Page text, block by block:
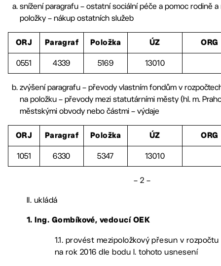
snížení paragrafu – ostatní sociální péče a pomoc rodině a
položky – nákup ostatních služeb
ORJ Paragraf Položka ÚZ ORG
0551 4339 5169 13010
zvýšení paragrafu – převody vlastním fondům v
na položku – převody mezi statutárními městy (hl. m.
městskými obvody nebo částmi – výdaje
ORJ Paragraf Položka ÚZ ORG
1051 6330 5347 13010
– 2 –
II. ukládá
1. Ing. Gombíkové, vedoucí OEK
1.1. provést mezipoložkový přesun v rozpočtu
na rok 2016 dle bodu I. tohoto usnesení